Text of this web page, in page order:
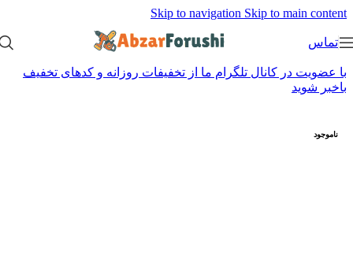
Skip to navigationSkip to main content
تماس
با عضویت در کانال تلگرام ما از تخفیفات روزانه و کدهای تخفیف
باخبر شوید
ناموجود